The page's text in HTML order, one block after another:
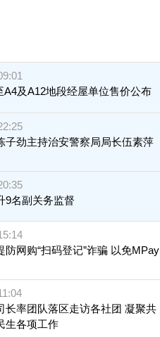
A4及A12地段经屋单位售价公布
子劲主持治安警察局局长伍素萍
9名副关务监督
防网购“扫码登记”诈骗 以免MPay
长率团队落区走访各社团 凝聚共
生各项工作